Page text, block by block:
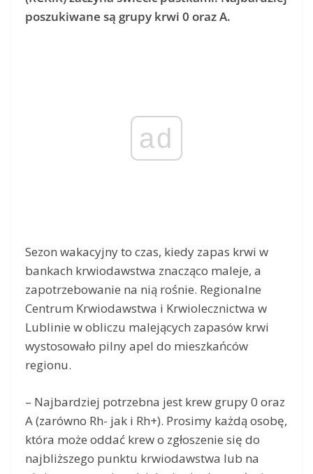
poszukiwane są grupy krwi 0 oraz A.
ad
Sezon wakacyjny to czas, kiedy zapas krwi w
bankach krwiodawstwa znacząco maleje, a
zapotrzebowanie na nią rośnie. Regionalne
Centrum Krwiodawstwa i Krwiolecznictwa w
Lublinie w obliczu malejących zapasów krwi
wystosowało pilny apel do mieszkańców
regionu.
– Najbardziej potrzebna jest krew grupy 0 oraz
A (zarówno Rh- jak i Rh+). Prosimy każdą osobę,
która może oddać krew o zgłoszenie się do
najbliższego punktu krwiodawstwa lub na